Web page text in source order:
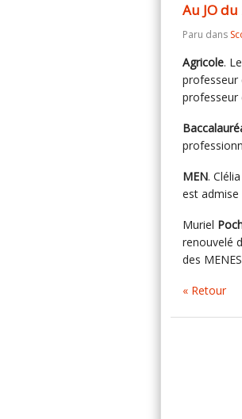
Au JO
Paru dans
Agricole.
professeur
professeur
MEN. Clélia
est
Muriel
renouvelé
des
« Retour